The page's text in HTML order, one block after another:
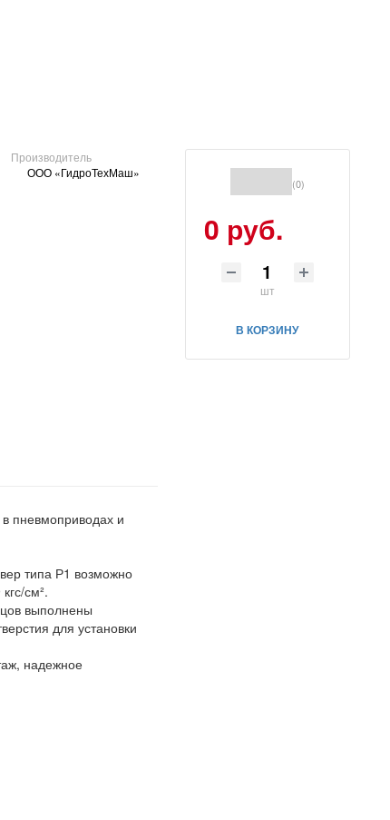
Производитель
ООО «ГидроТехМаш»
(0)
0 руб.
шт
В КОРЗИНУ
пневмоприводах и
типа Р1 возможно
см².
выполнены
для установки
надежное